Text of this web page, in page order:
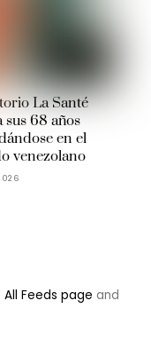
La Santé
sus 68 años
en el
venezolano
All Feeds page and